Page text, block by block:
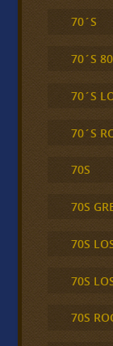
70´S
70´S
70´S
70´S
70S
70S
70S
70S
70S